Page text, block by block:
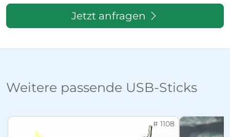
Jetzt anfragen
Weitere passende USB-Sticks
# 1108